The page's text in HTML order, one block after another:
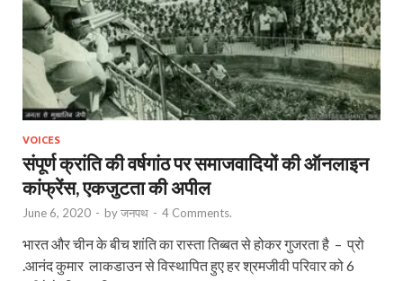
VOICES
संपूर्ण क्रांति की वर्षगांठ पर समाजवादियों की ऑनलाइन
कांफ्रेंस, एकजुटता की अपील
June 6, 2020 - byजनपथ - 4 Comments.
भारत और चीन के बीच शांति का रास्ता तिब्बत से होकर गुजरता है – प्रो
.आनंद कुमार लाकडाउन से विस्थापित हुए हर श्रमजीवी परिवार को 6